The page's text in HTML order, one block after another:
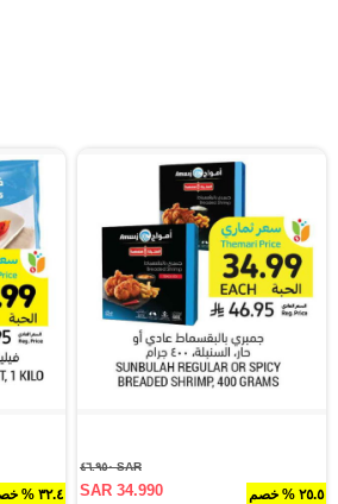
٢٥.٥ % خصم
SAR ٤٦.٩٥٠
SAR 34.990 ٣٢.٤ % خصم